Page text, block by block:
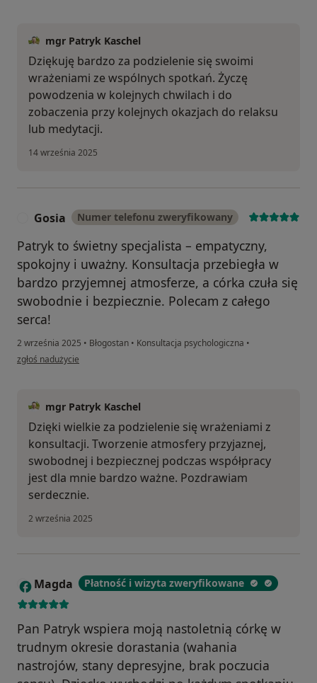
mgr Patryk Kaschel
Dziękuję bardzo za podzielenie się swoimi
wrażeniami ze wspólnych spotkań. Życzę
powodzenia w kolejnych chwilach i do
zobaczenia przy kolejnych okazjach do relaksu
lub medytacji.
14 września 2025
Gosia Numer telefonu zweryfikowany
Patryk to świetny specjalista – empatyczny,
spokojny i uważny. Konsultacja przebiegła w
bardzo przyjemnej atmosferze, a córka czuła się
swobodnie i bezpiecznie. Polecam z całego
serca!
2 września 2025 • Błogostan • Konsultacja psychologiczna •
w opinii użytkownika Gosia
zgłoś nadużycie
mgr Patryk Kaschel
Dzięki wielkie za podzielenie się wrażeniami z
konsultacji. Tworzenie atmosfery przyjaznej,
swobodnej i bezpiecznej podczas współpracy
jest dla mnie bardzo ważne. Pozdrawiam
serdecznie.
2 września 2025
M Magda Płatność i wizyta zweryfikowane
Pan Patryk wspiera moją nastoletnią córkę w
trudnym okresie dorastania (wahania
nastrojów, stany depresyjne, brak poczucia